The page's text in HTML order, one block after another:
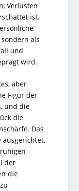
Verlusten
ist.
als
und
wird.
aber
Figur der
und die
die
Das
ausgerichtet,
der
die